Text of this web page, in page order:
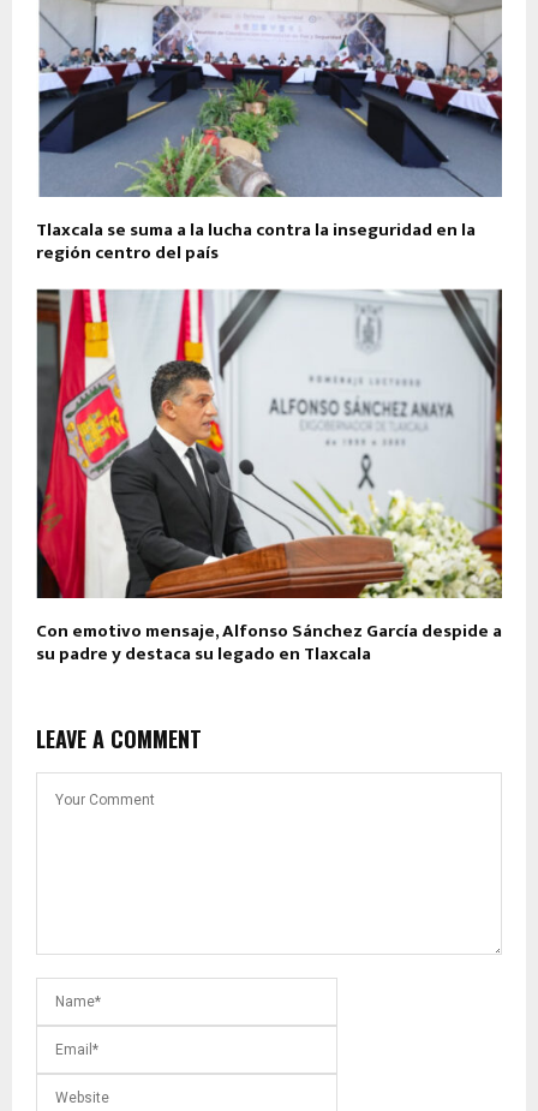
Tlaxcala se suma a la lucha contra la inseguridad en la
región centro del país
Con emotivo mensaje, Alfonso Sánchez García despide a
su padre y destaca su legado en Tlaxcala
LEAVE A COMMENT